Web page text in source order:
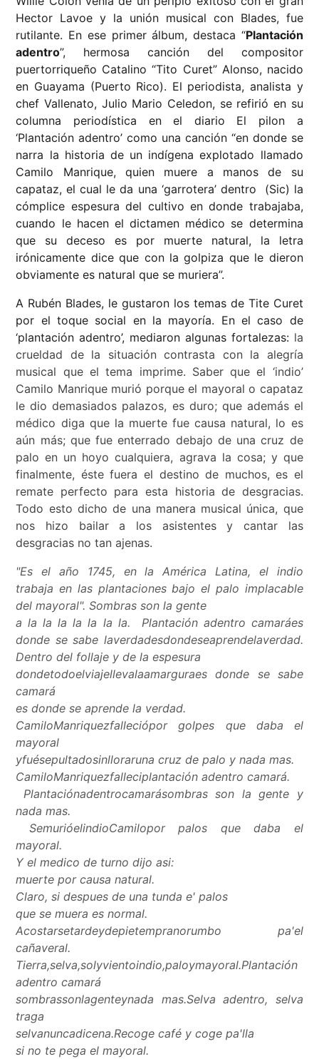
Hector Lavoe y la unión musical con Blades, fue
rutilante. En ese primer álbum, destaca “Plantación
adentro”, hermosa canción del compositor
puertorriqueño Catalino “Tito Curet” Alonso, nacido
en Guayama (Puerto Rico). El periodista, analista y
chef Vallenato, Julio Mario Celedon, se refirió en su
columna periodística en el diario El pilon a
‘Plantación adentro’ como una canción “en donde se
narra la historia de un indígena explotado llamado
Camilo Manrique, quien muere a manos de su
capataz, el cual le da una ‘garrotera’ dentro (Sic) la
cómplice espesura del cultivo en donde trabajaba,
cuando le hacen el dictamen médico se determina
que su deceso es por muerte natural, la letra
irónicamente dice que con la golpiza que le dieron
obviamente es natural que se muriera”.
A Rubén Blades, le gustaron los temas de Tite Curet
por el toque social en la mayoría. En el caso de
‘plantación adentro’, mediaron algunas fortalezas: la
crueldad de la situación contrasta con la alegría
musical que el tema imprime. Saber que el ‘indio’
Camilo Manrique murió porque el mayoral o capataz
le dio demasiados palazos, es duro; que además el
médico diga que la muerte fue causa natural, lo es
aún más; que fue enterrado debajo de una cruz de
palo en un hoyo cualquiera, agrava la cosa; y que
finalmente, éste fuera el destino de muchos, es el
remate perfecto para esta historia de desgracias.
Todo esto dicho de una manera musical única, que
nos hizo bailar a los asistentes y cantar las
desgracias no tan ajenas.
"Es el año 1745, en la América Latina, el indio
trabaja en las plantaciones bajo el palo implacable
del mayoral". Sombras son la gente
a la la la la la la la. Plantación adentro camaráes
donde se sabe laverdadesdondeseaprendelaverdad.
Dentro del follaje y de la espesura
dondetodoelviajellevalaamarguraes donde se sabe
camará
es donde se aprende la verdad.
CamiloManriquezfalleciópor golpes que daba el
mayoral
yfuésepultadosinlloraruna cruz de palo y nada mas.
CamiloManriquezfalleciplantación adentro camará.
Plantaciónadentrocamarásombras son la gente y
nada mas.
SemurióelindioCamilopor palos que daba el
mayoral.
Y el medico de turno dijo asi:
muerte por causa natural.
Claro, si despues de una tunda e' palos
que se muera es normal.
Acostarsetardeydepietempranorumbo pa'el
cañaveral.
Tierra,selva,solyvientoindio,paloymayoral.Plantación
adentro camará
sombrassonlagenteynada mas.Selva adentro, selva
traga
selvanuncadicena.Recoge café y coge pa'lla
si no te pega el mayoral.